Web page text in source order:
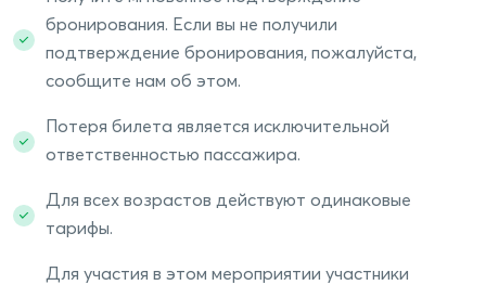
бронирования. Если вы не получили
подтверждение бронирования, пожалуйста,
сообщите нам об этом.
Потеря билета является исключительной
ответственностью пассажира.
Для всех возрастов действуют одинаковые
тарифы.
Для участия в этом мероприятии участники